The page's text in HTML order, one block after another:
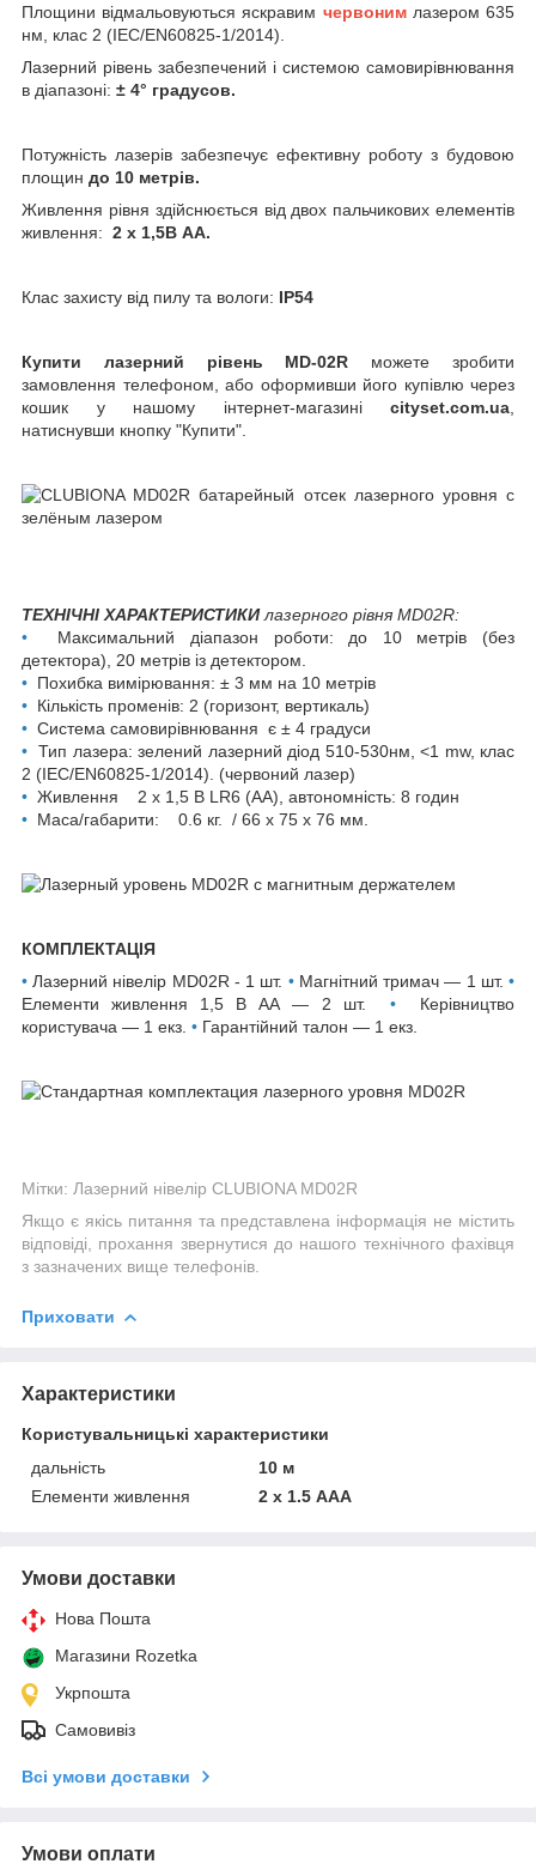
Площини відмальовуються яскравим червоним лазером 635
нм, клас 2 (IEC/EN60825-1/2014)
Лазерний рівень забезпечений і системою самовирівнювання
в діапазоні: ± 4° градусов.
Потужність лазерів забезпечує ефективну роботу з будовою
площин до 10 метрів.
Живлення рівня здійснюється від двох пальчикових елементів
живлення: 2 х 1,5В АА.
Клас захисту від пилу та вологи: IP54
Купити лазерний рівень MD-02R можете зробити
замовлення телефоном, або оформивши його купівлю через
кошик у нашому інтернет-магазині cityset.com.ua
натиснувши кнопку "Купити".
ТЕХНІЧНІ ХАРАКТЕРИСТИКИлазерного рівня MD02R:
•
Максимальний діапазон роботи: до 10 метрів (без
детектора), 20 метрів із детектором.
• Похибка вимірювання: ± 3 мм на 10 метрів
• Кількість променів: 2 (горизонт, вертикаль)
• Система самовирівнювання є ± 4 градуси
• Тип лазера: зелений лазерний діод 510-530нм , <1 mw, клас
2 (IEC/EN60825-1/2014)
(червоний лазер)
• Живлення 2 x 1,5 В LR6 (AA), автономність: 8 годин
• Маса/габарити: 0.6 кг. / 66 х 75 х 76 мм.
КОМПЛЕКТАЦІЯ
• Лазерний нівелір MD02R - 1 шт. • Магнітний тримач — 1 шт.•
Елементи живлення 1,5 В АА — 2 шт. • Керівництво
користувача — 1 екз. • Гарантійний талон — 1 екз.
Мітки: Лазерний нівелір CLUBIONA MD02R
Якщо є якісь питання та представлена інформація не містить
відповіді, прохання звернутися до нашого технічного фахівця
з зазначених вище телефонів.
Приховати
Характеристики
Користувальницькі характеристики
дальність
10 м
Елементи живлення
2 х 1.5 ААА
Умови доставки
Нова Пошта
Магазини Rozetka
Укрпошта
Самовивіз
Всі умови доставки
Умови оплати